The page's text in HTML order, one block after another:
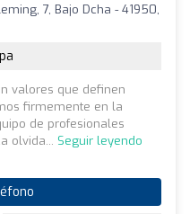
7, Bajo Dcha - 41950,
valores que definen
firmemente en la
de profesionales
olvida... Seguir leyendo